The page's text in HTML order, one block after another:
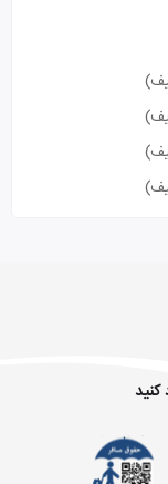
کنید